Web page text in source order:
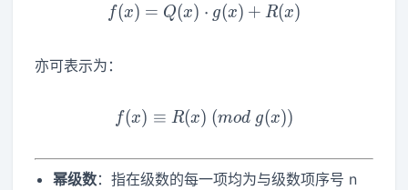
f(x)=Q(x)\cdot g(x)+R(x)
f(x) = Q(x) ⋅ g(x) + R(x)
亦可表示为：
f(x)\equiv
f(x) ≡ R(x) (mod g(x))
幂级数：指在级数的每一项均为与级数项序号 n